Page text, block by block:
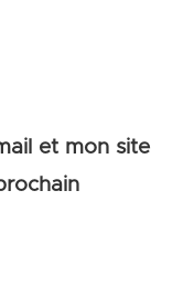
et mon site